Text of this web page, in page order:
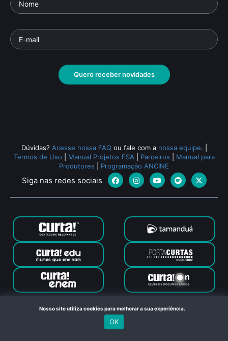
Quero receber novidades
Dúvidas? Acesse nossa FAQ ou fale com a nossa equipe.
Termos de Uso
Manual Projetos FSA Parceiros
Manual para
Produtores
Programação ANCINE
Siga nas redes sociais
Canal Curta © 2024. Todos os direitos reservados. Feito com
no Rio de Janeiro
Nosso site utiliza cookies para melhorar a sua experiência.
OK